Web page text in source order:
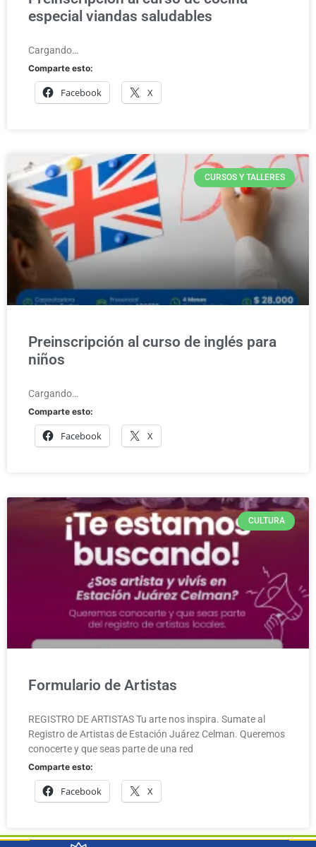
especial viandas saludables
Cargando…
Comparte esto:
Facebook X
CURSOS Y TALLERES
Preinscripción al curso de inglés para
niños
Cargando…
Comparte esto:
Facebook X
CULTURA
Formulario de Artistas
REGISTRO DE ARTISTAS Tu arte nos inspira. Sumate al
Registro de Artistas de Estación Juárez Celman. Queremos
conocerte y que seas parte de una red
Comparte esto:
Facebook X